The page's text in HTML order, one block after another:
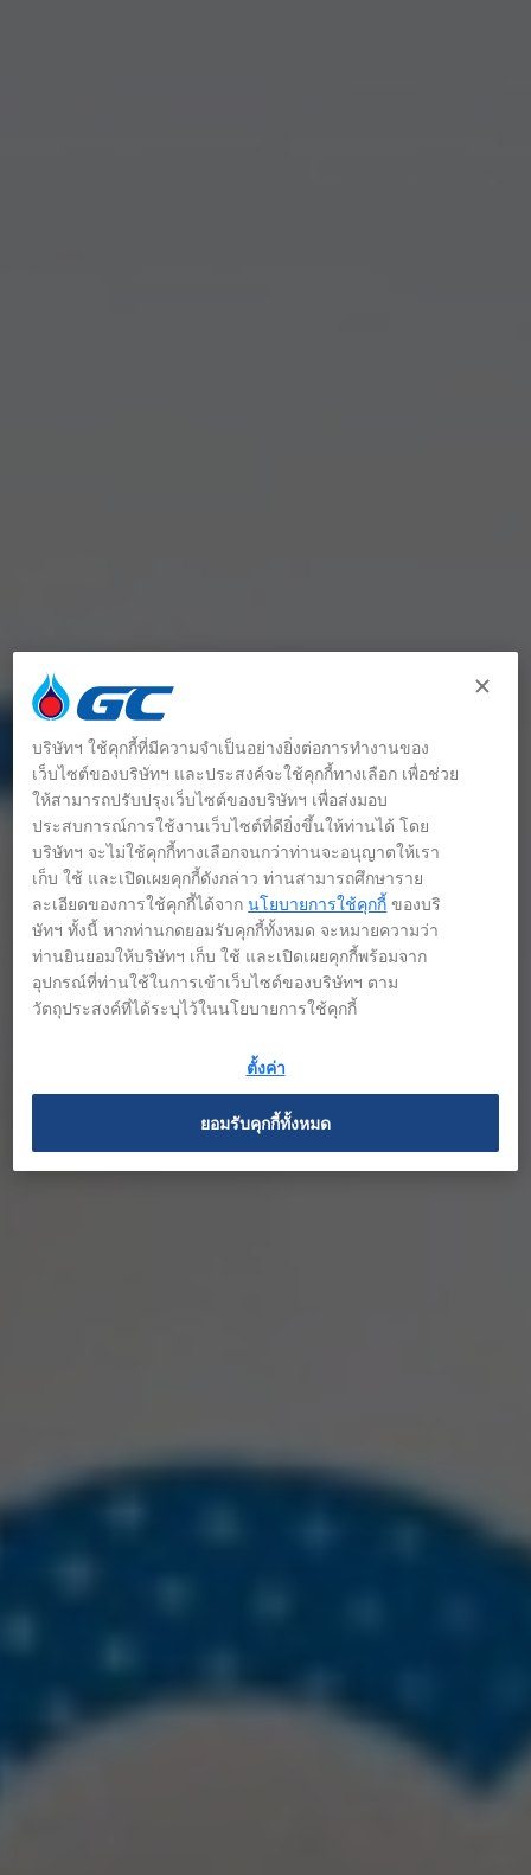
บริษัทฯ ใช้คุกกี้ที่มีความจำเป็นอย่างยิ่งต่อการทำงานของ
เว็บไซต์ของบริษัทฯ และประสงค์จะใช้คุกกี้ทางเลือก เพื่อช่วย
ให้สามารถปรับปรุงเว็บไซต์ของบริษัทฯ เพื่อส่งมอบ
ประสบการณ์การใช้งานเว็บไซต์ที่ดียิ่งขึ้นให้ท่านได้ โดย
บริษัทฯ จะไม่ใช้คุกกี้ทางเลือกจนกว่าท่านจะอนุญาตให้เรา
เก็บ ใช้ และเปิดเผยคุกกี้ดังกล่าว ท่านสามารถศึกษาราย
ละเอียดของการใช้คุกกี้ได้จากนโยบายการใช้คุกกี้ ของบริ
ษัทฯ ทั้งนี้ หากท่านกดยอมรับคุกกี้ทั้งหมด จะหมายความว่า
ท่านยินยอมให้บริษัทฯ เก็บ ใช้ และเปิดเผยคุกกี้พร้อมจาก
อุปกรณ์ที่ท่านใช้ในการเข้าเว็บไซต์ของบริษัทฯ ตาม
วัตถุประสงค์ที่ได้ระบุไว้ในนโยบายการใช้คุกกี้
ตั้งค่า
ยอมรับคุกกี้ทั้งหมด